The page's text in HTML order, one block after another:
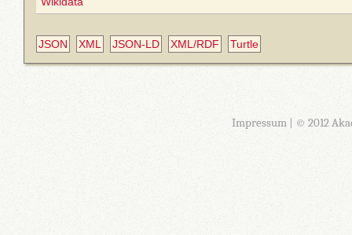
JSON XML JSON-LD XML/RDF Turtle
Impressum| © 2012